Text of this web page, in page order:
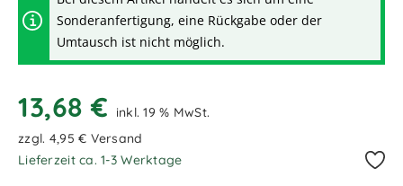
Sonderanfertigung, eine Rückgabe oder der
Umtausch ist nicht möglich.
13,68 €
inkl. 19 % MwSt.
zzgl. 4,95 € Versand
Lieferzeit ca. 1-3 Werktage